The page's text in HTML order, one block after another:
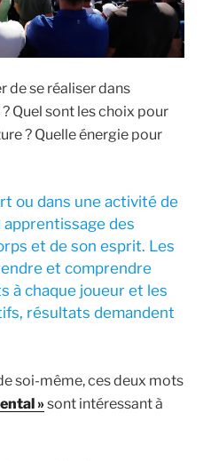
de se réaliser dans
Quel sont les choix pour
? Quelle énergie pour
ou dans une activité de
des
et de son esprit. Les
et comprendre
à chaque joueur et les
résultats demandent
soi-même, ces deux mots
»sont intéressant à